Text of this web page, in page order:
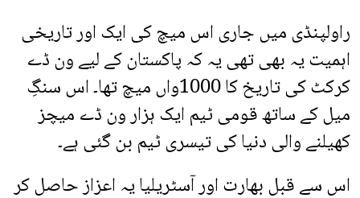
راولپنڈی میں جاری اس میچ کی ایک اور تاریخی
اہمیت یہ بھی تھی یہ کہ پاکستان کے لیے ون ڈے
کرکٹ کی تاریخ کا 1000واں میچ تھا۔ اس سنگِ
میل کے ساتھ قومی ٹیم ایک ہزار ون ڈے میچز
کھیلنے والی دنیا کی تیسری ٹیم بن گئی ہے۔
اس سے قبل بھارت اور آسٹریلیا یہ اعزاز حاصل کر